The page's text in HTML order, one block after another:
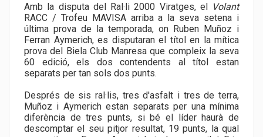
Amb la disputa del Ral·li 2000 Viratges, el Volant
RACC / Trofeu MAVISA arriba a la seva setena i
última prova de la temporada, on Ruben Muñoz i
Ferran Aymerich, es disputaran el títol en la mítica
prova del Biela Club Manresa que compleix la seva
60 edició, els dos contendents al títol estan
separats per tan sols dos punts.
Després de sis ral·lis, tres d'asfalt i tres de terra,
Muñoz i Aymerich estan separats per una mínima
diferència de tres punts, si bé el líder haurà de
descomptar el seu pitjor resultat, 19 punts, la qual